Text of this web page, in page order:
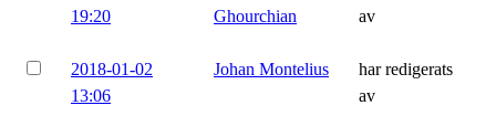
19:20
Ghourchian
av
2018-01-02
13:06
Johan Montelius
har redigerats
av